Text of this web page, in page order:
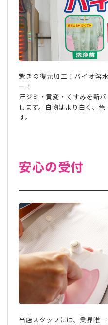
驚きの復元加工！バイオ溶
ー！
汗ジミ・黄変・くすみを新
します。白物はより白く、
す。
安心の受付
当店スタッフには、業界唯